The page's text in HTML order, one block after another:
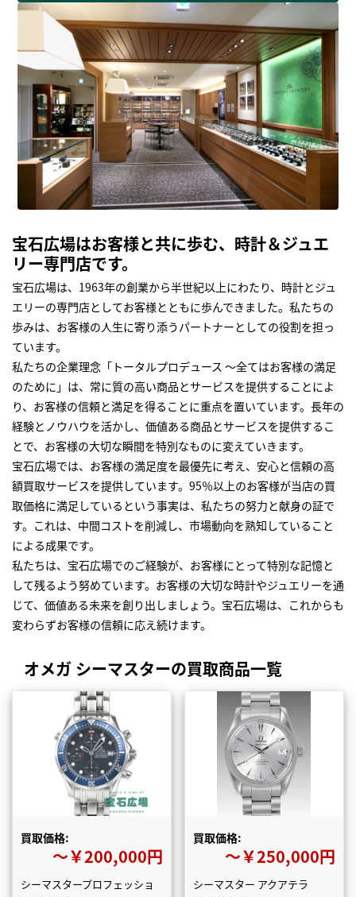
宝石広場はお客様と共に歩む、時計＆ジュエ
リー専門店です。
宝石広場は、1963年の創業から半世紀以上にわたり、時計とジュ
エリーの専門店としてお客様とともに歩んできました。私たちの
歩みは、お客様の人生に寄り添うパートナーとしての役割を担っ
ています。
私たちの企業理念「トータルプロデュース ～全てはお客様の満足
のために」は、常に質の高い商品とサービスを提供することによ
り、お客様の信頼と満足を得ることに重点を置いています。長年の
経験とノウハウを活かし、価値ある商品とサービスを提供するこ
とで、お客様の大切な瞬間を特別なものに変えていきます。
宝石広場では、お客様の満足度を最優先に考え、安心と信頼の高
額買取サービスを提供しています。95％以上のお客様が当店の買
取価格に満足しているという事実は、私たちの努力と献身の証で
す。これは、中間コストを削減し、市場動向を熟知していること
による成果です。
私たちは、宝石広場でのご経験が、お客様にとって特別な記憶と
して残るよう努めています。お客様の大切な時計やジュエリーを通
じて、価値ある未来を創り出しましょう。宝石広場は、これからも
変わらずお客様の信頼に応え続けます。
オメガ シーマスターの買取商品一覧
買取価格:
〜￥200,000円
シーマスタープロフェッショ
買取価格:
〜￥250,000円
シーマスター アクアテラ